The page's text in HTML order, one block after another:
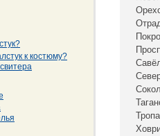
к костюму?